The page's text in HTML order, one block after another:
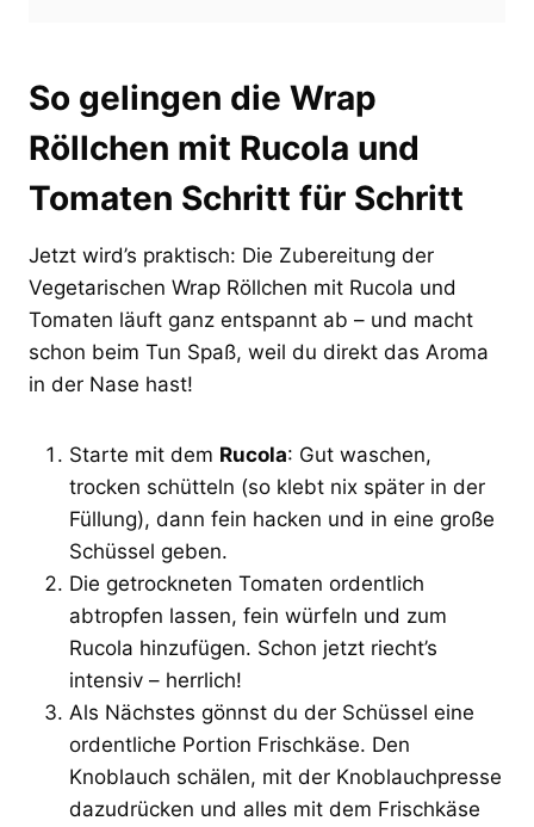
So gelingen die Wrap
Röllchen mit Rucola und
Tomaten Schritt für Schritt
Jetzt wird’s praktisch: Die Zubereitung der
Vegetarischen Wrap Röllchen mit Rucola und
Tomaten läuft ganz entspannt ab – und macht
schon beim Tun Spaß, weil du direkt das Aroma
in der Nase hast!
Starte mit dem Rucola: Gut waschen,
trocken schütteln (so klebt nix später in der
Füllung), dann fein hacken und in eine große
Schüssel geben.
Die getrockneten Tomaten ordentlich
abtropfen lassen, fein würfeln und zum
Rucola hinzufügen. Schon jetzt riecht’s
intensiv – herrlich!
Als Nächstes gönnst du der Schüssel eine
ordentliche Portion Frischkäse. Den
Knoblauch schälen, mit der Knoblauchpresse
dazudrücken und alles mit dem Frischkäse